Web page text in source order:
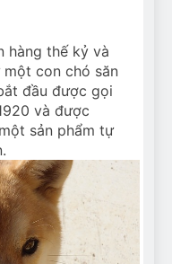
hàng thế kỷ và
con chó săn
đầu được gọi
và được
sản phẩm tự